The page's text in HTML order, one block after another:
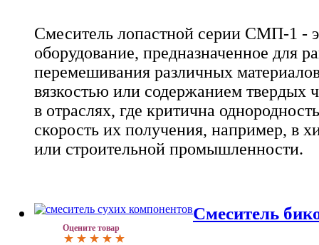
Смеситель лопастной серии СМП-1 -
оборудование, предназначенное для
перемешивания различных
вязкостью или содержанием твердых
в отраслях, где критична
скорость их получения, например, в
или строительной промышленности.
Оцените товар
Смеситель